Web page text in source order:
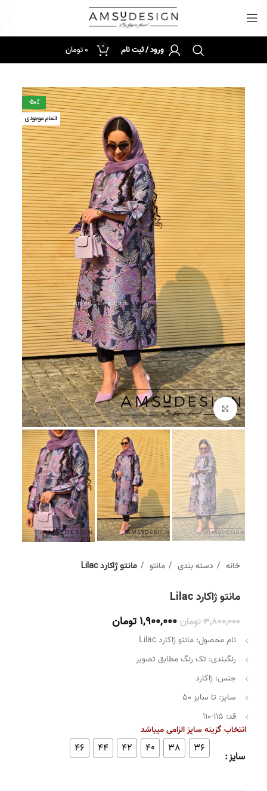
ورود / ثبت نام 0
0تومان
-50%
اتمام موجودی
بزرگنمایی تصویر
خانه دسته بندی مانتو مانتو ژاکارد Lilac
مانتو ژاکارد Lilac
3,800,000تومان1,900,000 تومان
نام محصول: مانتو ژاکارد Lilac
رنگبندی: تک رنگ مطابق تصویر
جنس: ژاکارد
سایز: تا سایز 50
قد: 115-110
انتخاب گزینه سایز الزامی میباشد
سایز
36
38
40
42
44
46